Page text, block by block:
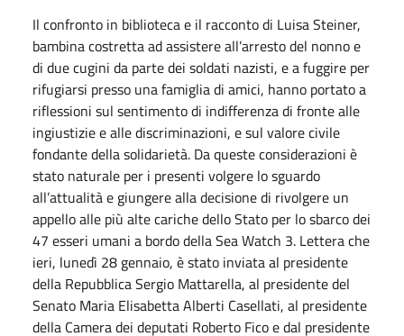
Il confronto in biblioteca e il racconto di Luisa Steiner,
bambina costretta ad assistere all’arresto del nonno e
di due cugini da parte dei soldati nazisti, e a fuggire per
rifugiarsi presso una famiglia di amici, hanno portato a
riflessioni sul sentimento di indifferenza di fronte alle
ingiustizie e alle discriminazioni, e sul valore civile
fondante della solidarietà. Da queste considerazioni è
stato naturale per i presenti volgere lo sguardo
all’attualità e giungere alla decisione di rivolgere un
appello alle più alte cariche dello Stato per lo sbarco dei
47 esseri umani a bordo della Sea Watch 3. Lettera che
ieri, lunedì 28 gennaio, è stato inviata al presidente
della Repubblica Sergio Mattarella, al presidente del
Senato Maria Elisabetta Alberti Casellati, al presidente
della Camera dei deputati Roberto Fico e dal presidente